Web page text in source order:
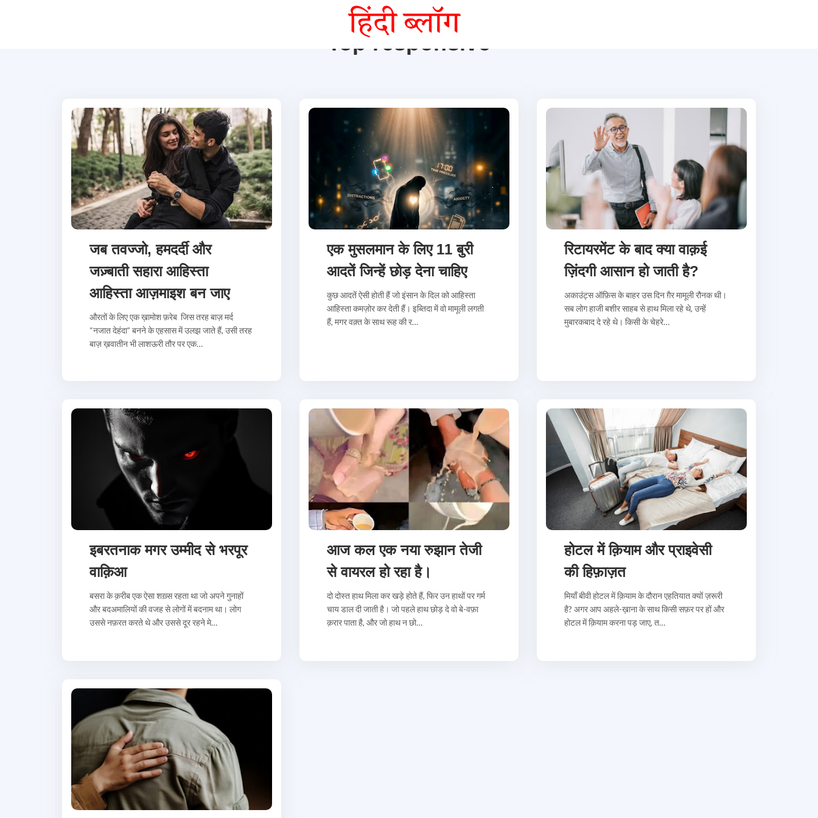
Top responsive
जब तवज्जो, हमदर्दी और
जज़्बाती सहारा आहिस्ता
आहिस्ता आज़माइश बन जाए
औरतों के लिए एक ख़ामोश फ़रेब जिस तरह बाज़ मर्द
“नजात देहंदा” बनने के एहसास में उलझ जाते हैं, उसी तरह
बाज़ ख़वातीन भी लाशऊरी तौर पर एक…
एक मुसलमान के लिए 11 बुरी
आदतें जिन्हें छोड़ देना चाहिए
कुछ आदतें ऐसी होती हैं जो इंसान के दिल को आहिस्ता
आहिस्ता कमज़ोर कर देती हैं। इब्तिदा में वो मामूली लगती
हैं, मगर वक़्त के साथ रूह की र…
रिटायरमेंट के बाद क्या वाक़ई
ज़िंदगी आसान हो जाती है?
अकाउंट्स ऑफ़िस के बाहर उस दिन ग़ैर मामूली रौनक थी।
सब लोग हाजी बशीर साहब से हाथ मिला रहे थे, उन्हें
मुबारकबाद दे रहे थे। किसी के चेहरे…
इबरतनाक मगर उम्मीद से भरपूर
वाक़िआ
बसरा के क़रीब एक ऐसा शख़्स रहता था जो अपने गुनाहों
और बदअमालियों की वजह से लोगों में बदनाम था। लोग
उससे नफ़रत करते थे और उससे दूर रहने मे…
आज कल एक नया रुझान तेजी
से वायरल हो रहा है।
दो दोस्त हाथ मिला कर खड़े होते हैं, फिर उन हाथों पर गर्म
चाय डाल दी जाती है। जो पहले हाथ छोड़ दे वो बे-वफ़ा
क़रार पाता है, और जो हाथ न छो…
होटल में क़ियाम और प्राइवेसी
की हिफ़ाज़त
मियाँ बीवी होटल में क़ियाम के दौरान एहतियात क्यों ज़रूरी
है? अगर आप अहले-ख़ाना के साथ किसी सफ़र पर हों और
होटल में क़ियाम करना पड़ जाए, त…